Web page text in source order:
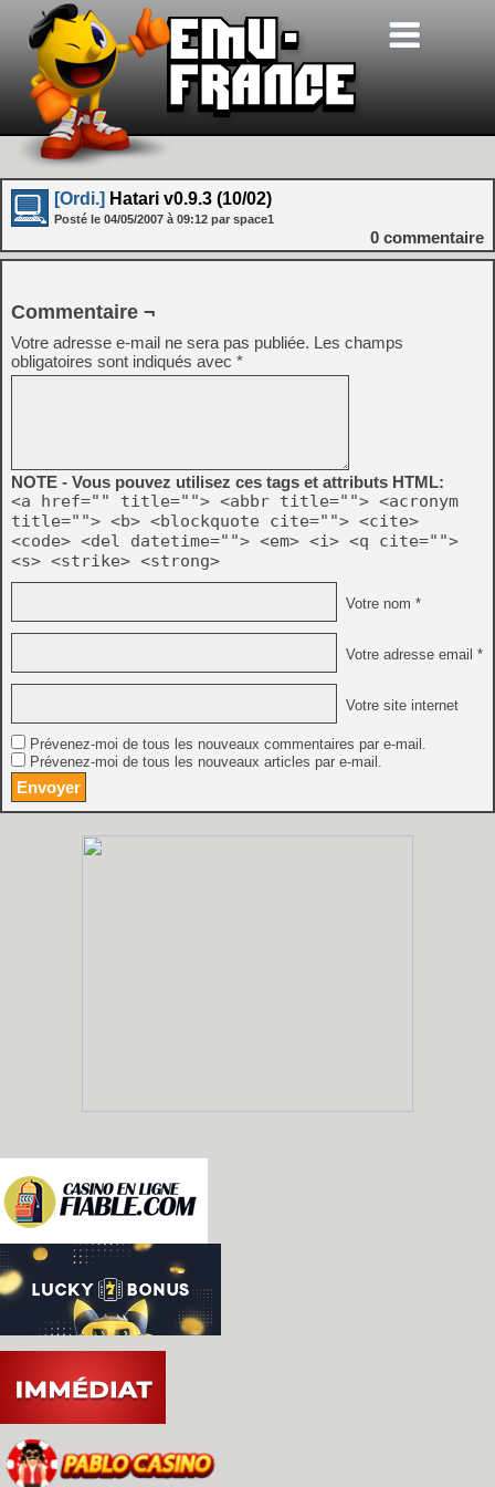
[Ordi.] Hatari v0.9.3 (10/02)
Posté le 04/05/2007 à 09:12 par space1
0 commentaire
Commentaire ¬
Votre adresse e-mail ne sera pas publiée. Les champs
obligatoires sont indiqués avec *
NOTE - Vous pouvez utilisez ces tags et attributs HTML:
<a href="" title=""> <abbr title=""> <acronym
title=""> <b> <blockquote cite=""> <cite>
<code> <del datetime=""> <em> <i> <q cite="">
<s> <strike> <strong>
Votre nom *
Votre adresse email *
Votre site internet
Prévenez-moi de tous les nouveaux commentaires par e-mail.
Prévenez-moi de tous les nouveaux articles par e-mail.